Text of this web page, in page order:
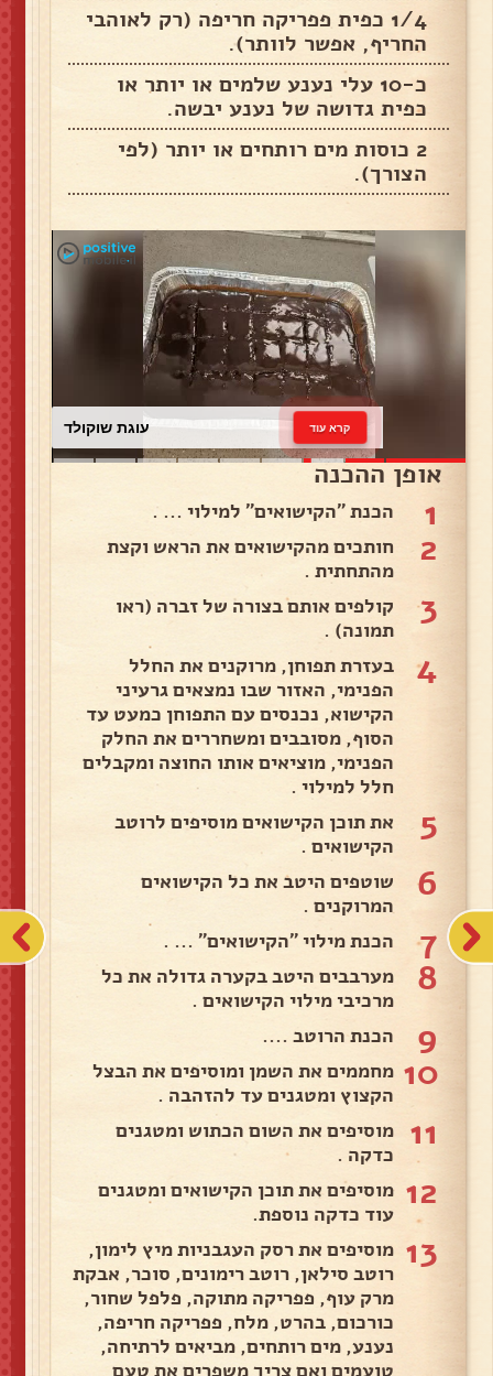
1/4 כפית פפריקה חריפה (רק לאוהבי
החריף, אפשר לוותר).
כ-10 עלי נענע שלמים או יותר או
כפית גדושה של נענע יבשה.
2 כוסות מים רותחים או יותר (לפי
הצורך).
עוגת שוקולד קרא עוד
אופן ההכנה
1 הכנת "הקישואים" למילוי ... .
2
חותכים מהקישואים את הראש וקצת
מהתחתית .
3
קולפים אותם בצורה של זברה (ראו
תמונה) .
4
בעזרת תפוחן, מרוקנים את החלל
הפנימי, האזור שבו נמצאים גרעיני
הקישוא, נכנסים עם התפוחן כמעט עד
הסוף, מסובבים ומשחררים את החלק
הפנימי, מוציאים אותו החוצה ומקבלים
חלל למילוי .
5
את תוכן הקישואים מוסיפים לרוטב
הקישואים .
6
שוטפים היטב את כל הקישואים
המרוקנים .
7 הכנת מילוי "הקישואים" ... .
8
מערבבים היטב בקערה גדולה את כל
מרכיבי מילוי הקישואים .
9 הכנת הרוטב ....
10 מחממים את השמן ומוסיפים את הבצל
הקצוץ ומטגנים עד להזהבה .
11
מוסיפים את השום הכתוש ומטגנים
כדקה .
12 מוסיפים את תוכן הקישואים ומטגנים
עוד כדקה נוספת.
13 מוסיפים את רסק העגבניות מיץ לימון,
רוטב סילאן, רוטב רימונים, סוכר, אבקת
מרק עוף, פפריקה מתוקה, פלפל שחור,
כורכום, בהרט, מלח, פפריקה חריפה,
נענע, מים רותחים, מביאים לרתיחה,